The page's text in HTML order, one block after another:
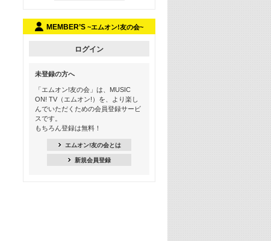
13:00
15:30
この夏聴きたい! サマーソングメドレ
ー【歌詞入り】 #4
16:30
あのころK-POPヒッツ! 2021年
MEMBER’S ~エムオン!友の会~
ログイン
未登録の方へ
「エムオン!友の会」は、MUSIC
ON! TV（エムオン!）を、より楽し
んでいただくための会員登録サービ
スです。
もちろん登録は無料！
エムオン!友の会とは
新規会員登録